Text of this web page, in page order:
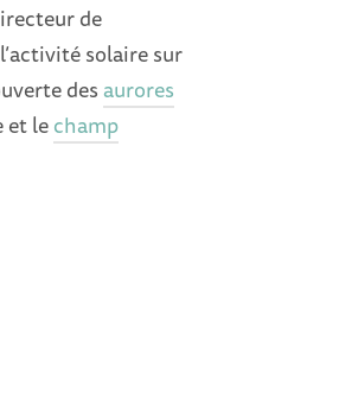
de
solaire sur
desaurores
et lechamp